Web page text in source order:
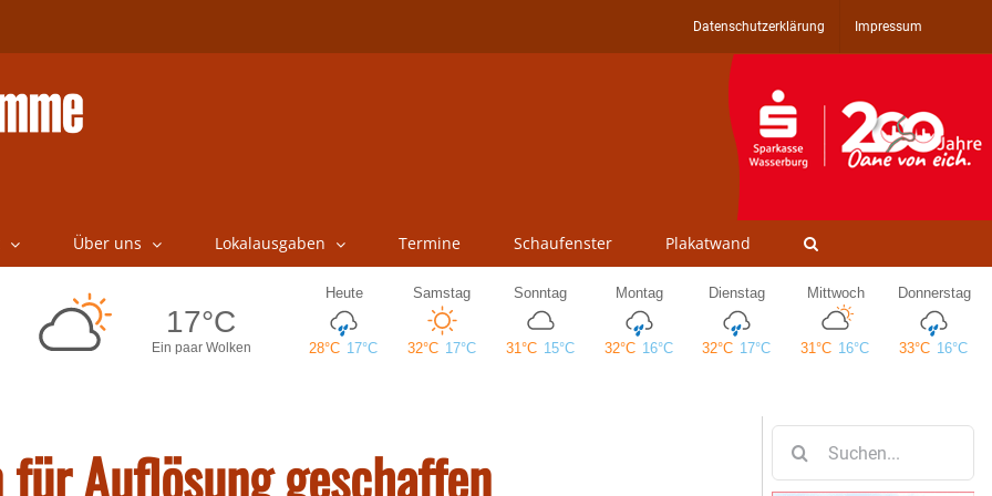
Datenschutzerklärung Impressum
Über uns Lokalausgaben Termine Schaufenster Plakatwand
für Auflösung geschaffen
nach: